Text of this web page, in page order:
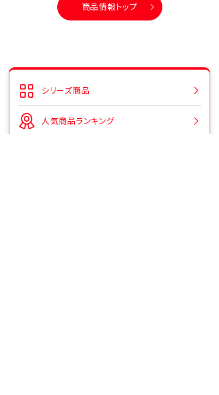
商品情報トップ
シリーズ商品
人気商品ランキング